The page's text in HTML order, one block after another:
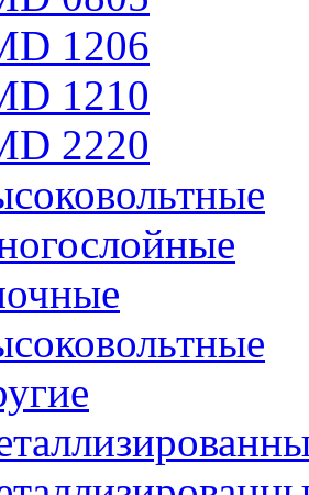
1206
1210
2220